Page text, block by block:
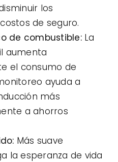
los
de seguro.
de combustible:La
aumenta
el consumo de
ayuda a
más
a ahorros
Más suave
la esperanza de vida